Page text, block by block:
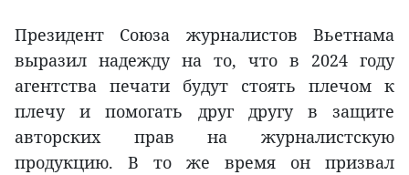
Президент Союза журналистов Вьетнама
выразил надежду на то, что в 2024 году
агентства печати будут стоять плечом к
плечу и помогать друг другу в защите
авторских прав на журналистскую
продукцию. В то же время он призвал